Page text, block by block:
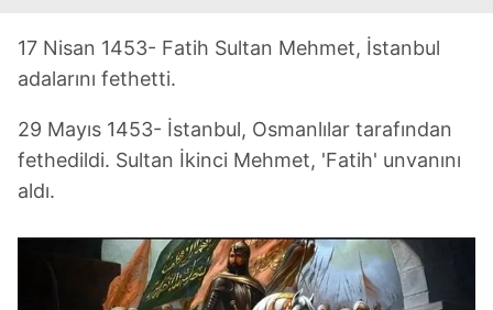
17 Nisan 1453- Fatih Sultan Mehmet, İstanbul
adalarını fethetti.
29 Mayıs 1453- İstanbul, Osmanlılar tarafından
fethedildi. Sultan İkinci Mehmet, 'Fatih' unvanını
aldı.